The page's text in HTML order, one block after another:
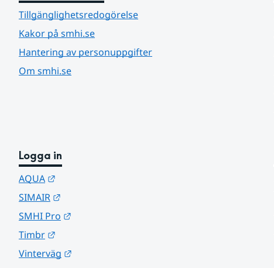
Tillgänglighetsredogörelse
Kakor på smhi.se
Hantering av personuppgifter
Om smhi.se
Logga in
AQUA
SIMAIR
SMHI Pro
Timbr
Vinterväg